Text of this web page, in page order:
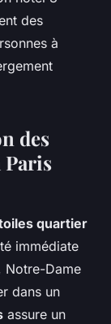
des
à
des
Paris
quartier
immédiate
Notre-Dame
dans un
assure un